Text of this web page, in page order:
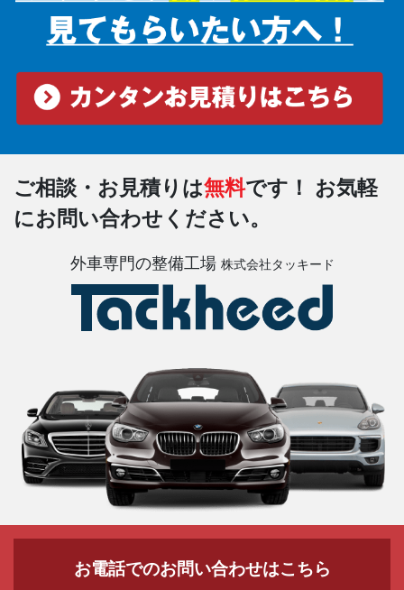
ご相談・お見積りは無料です！
お気軽
にお問い合わせください。
外車専門の整備工場 株式会社タッキード
お電話でのお問い合わせはこちら